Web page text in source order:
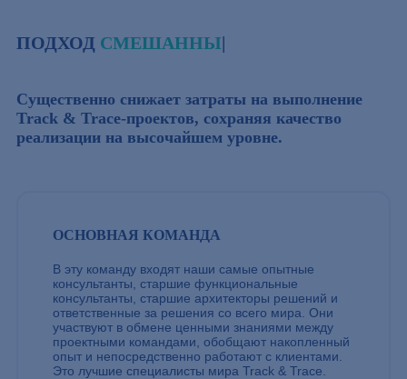
ПОДХОД |
Существенно снижает затраты на выполнение
Track & Trace-проектов, сохраняя качество
реализации на высочайшем уровне.
ОСНОВНАЯ КОМАНДА
В эту команду входят наши самые опытные
консультанты, старшие функциональные
консультанты, старшие архитекторы решений и
ответственные за решения со всего мира. Они
участвуют в обмене ценными знаниями между
проектными командами, обобщают накопленный
опыт и непосредственно работают с клиентами.
Это лучшие специалисты мира Track & Trace.